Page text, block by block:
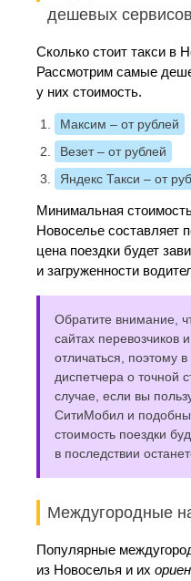
дешевых сервисов
Сколько стоит такси в
Рассмотрим самые
у них стоимость.
Максим – от рублей
Везет– от рублей
Яндекс Такси – от
Минимальная
Новоселье составляет
цена поездки будет
и загруженности
Обратите внимание,
сайтах перевозчиков
отличаться, поэтому
диспетчера о точной
случае, если вы
СитиМобил и
стоимость поездки
в последствии
Междугородные
Популярные
из Новоселья и их